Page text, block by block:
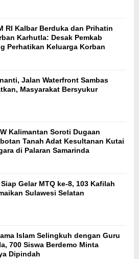
RI Kalbar Berduka dan Prihatin
Karhutla: Desak Pemkab
Perhatikan Keluarga Korban
Jalan Waterfront Sambas
Masyarakat Bersyukur
Kalimantan Soroti Dugaan
Tanah Adat Kesultanan Kutai
di Palaran Samarinda
Siap Gelar MTQ ke-8, 103 Kafilah
Sulawesi Selatan
Islam Selingkuh dengan Guru
700 Siswa Berdemo Minta
Dipindah